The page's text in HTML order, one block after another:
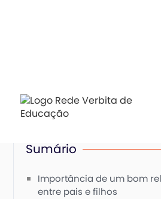
Sumário
Importância de um bom
entre pais e filhos